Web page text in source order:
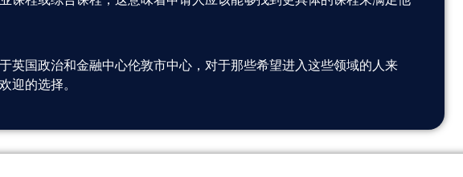
英国政治和金融中心伦敦市中心，对于那些希望进入这些领域的人来
迎的选择。